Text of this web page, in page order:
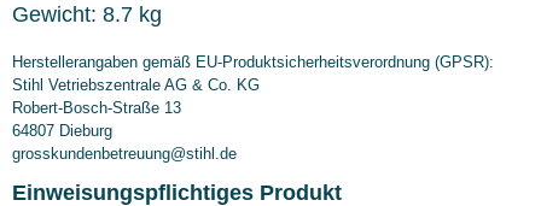
Gewicht: 8.7 kg
Herstellerangaben gemäß EU-Produktsicherheitsverordnung (GPSR):
Stihl Vetriebszentrale AG & Co. KG
Robert-Bosch-Straße 13
64807 Dieburg
grosskundenbetreuung@stihl.de
Einweisungspflichtiges Produkt